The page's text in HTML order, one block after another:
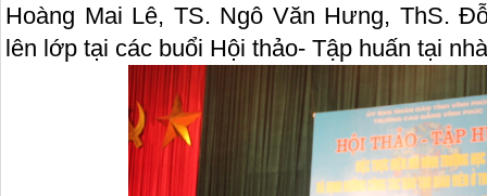
Hoàng Mai Lê, TS. Ngô Văn Hưng, ThS.
lên lớp tại các buổi Hội thảo- Tập huấn tại